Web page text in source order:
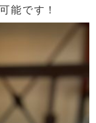
能です！